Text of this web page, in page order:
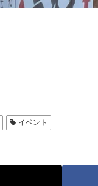
イベント